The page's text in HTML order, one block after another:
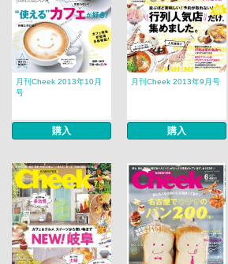
月刊Cheek 2013年10月
号
購入
月刊Cheek 2013年9月号
購入